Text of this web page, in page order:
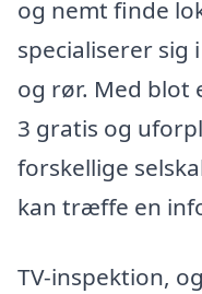
og nemt finde
specialiserer sig
og rør. Med blot
3 gratis og
forskellige
kan træffe en
TV-inspektion,